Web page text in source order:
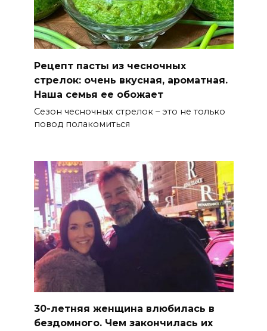
Рецепт пасты из чесночных
стрелок: очень вкусная, ароматная.
Наша семья ее обожает
Сезон чесночных стрелок – это не только
повод полакомиться
30-летняя женщина влюбилась в
бездомного. Чем закончилась их